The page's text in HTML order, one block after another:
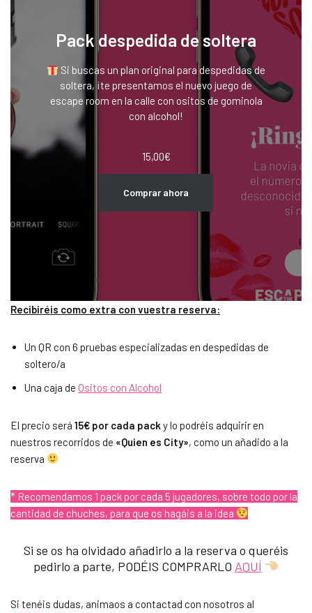
Pack despedida de soltera
Si buscas un plan original para despedidas de
soltera, ¡te presentamos el nuevo juego de
escape room en la calle con ositos de gominola
con alcohol!
15,00€
Comprar ahora
Recibiréis como extra con vuestra reserva:
Un QR con 6 pruebas especializadas en despedidas de
soltero/a
Una caja de Ositos con Alcohol
El precio será 15€ por cada pack y lo podréis adquirir en
nuestros recorridos de «Quien es City», como un añadido a la
reserva
* Recomendamos 1 pack por cada 5 jugadores, sobre todo por la
cantidad de chuches, para que os hagáis a la idea
Si se os ha olvidado añadirlo a la reserva o queréis
pedirlo a parte, PODÉIS COMPRARLO AQUÍ
Si tenéis dudas, animaos a contactad con nosotros al